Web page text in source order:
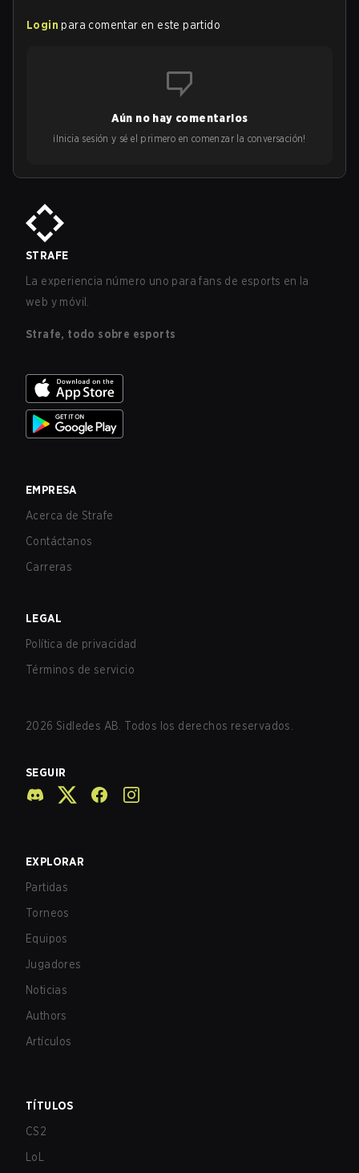
Login para comentar en este partido
Aún no hay comentarios
¡Inicia sesión y sé el primero en comenzar la conversación!
STRAFE
La experiencia número uno para fans de esports en la
web y móvil.
Strafe, todo sobre esports
EMPRESA
Acerca de Strafe
Contáctanos
Carreras
LEGAL
Política de privacidad
Términos de servicio
2026 Sidledes AB. Todos los derechos reservados.
SEGUIR
EXPLORAR
Partidas
Torneos
Equipos
Jugadores
Noticias
Authors
Artículos
TÍTULOS
CS2
LoL